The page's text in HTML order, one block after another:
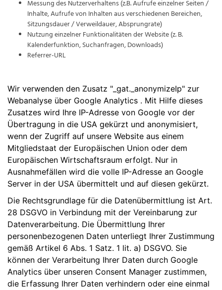
Messung des Nutzerverhaltens (z.B. Aufrufe einzelner Seiten /
Inhalte, Aufrufe von Inhalten aus verschiedenen Bereichen,
Sitzungsdauer / Verweildauer, Absprungrate)
Nutzung einzelner Funktionalitäten der Website (z. B.
Kalenderfunktion, Suchanfragen, Downloads)
Referrer-URL
Wir verwenden den Zusatz "_gat._anonymizeIp" zur
Webanalyse über Google Analytics . Mit Hilfe dieses
Zusatzes wird Ihre IP-Adresse von Google vor der
Übertragung in die USA gekürzt und anonymisiert,
wenn der Zugriff auf unsere Website aus einem
Mitgliedstaat der Europäischen Union oder dem
Europäischen Wirtschaftsraum erfolgt. Nur in
Ausnahmefällen wird die volle IP-Adresse an Google
Server in der USA übermittelt und auf diesen gekürzt.
Die Rechtsgrundlage für die Datenübermittlung ist Art.
28 DSGVO in Verbindung mit der Vereinbarung zur
Datenverarbeitung. Die Übermittlung Ihrer
personenbezogenen Daten unterliegt Ihrer Zustimmung
gemäß Artikel 6 Abs. 1 Satz. 1 lit. a) DSGVO. Sie
können der Verarbeitung Ihrer Daten durch Google
Analytics über unseren Consent Manager zustimmen,
die Erfassung Ihrer Daten verhindern oder eine einmal